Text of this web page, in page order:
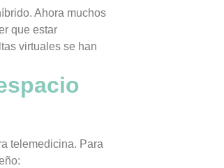
Ahora muchos
que estar
virtuales se han
telemedicina. Para